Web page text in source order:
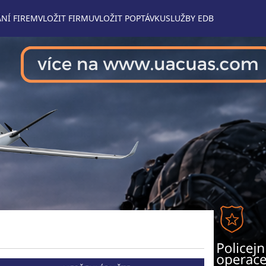
FIREMVLOŽIT FIRMUVLOŽIT POPTÁVKUSLUŽBY EDB